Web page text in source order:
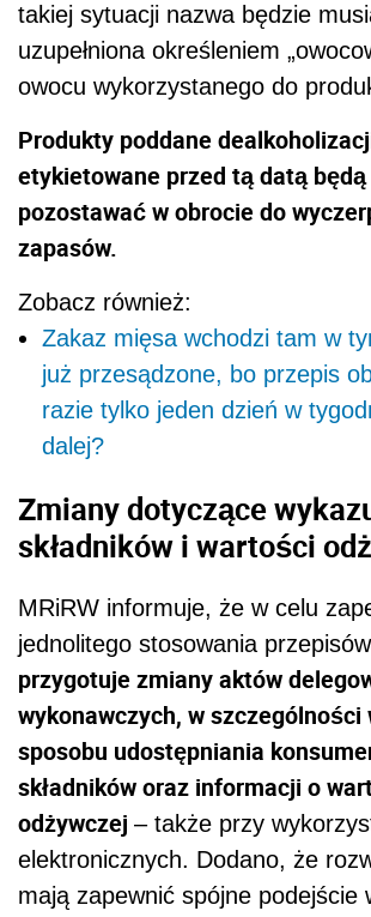
takiej sytuacji nazwa będzie
uzupełniona określeniem
owocu wykorzystanego do
Produkty poddane
etykietowane przed tą datą będą
pozostawać w obrocie do
zapasów.
Zobacz również:
Zakaz mięsa wchodzi tam w
już przesądzone, bo przepis
razie tylko jeden dzień w
dalej?
Zmiany dotyczące
składników i wartości
MRiRW informuje, że w celu
jednolitego stosowania przepisów
przygotuje zmiany aktów
wykonawczych, w szczególności
sposobu udostępniania
składników oraz informacji o
odżywczej – także przy
elektronicznych. Dodano, że
mają zapewnić spójne podejście